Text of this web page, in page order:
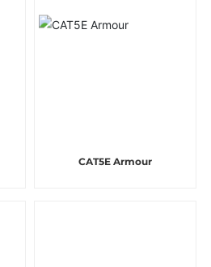
CAT5E Armour